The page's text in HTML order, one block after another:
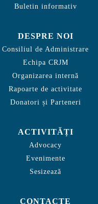
Buletin informativ
DESPRE NOI
Consiliul de Administrare
Echipa CRJM
Organizarea internă
Rapoarte de activitate
Donatori și Parteneri
ACTIVITĂȚI
Advocacy
Evenimente
Sesizează
CONTACTE